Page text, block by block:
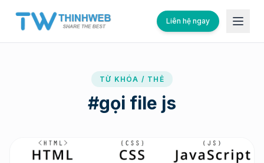
Liên hệ ngay
TỪ KHÓA / THẺ
#gọi file js